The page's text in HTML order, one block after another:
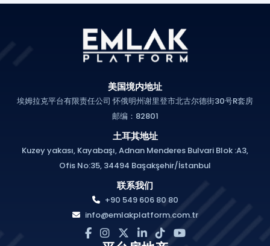
美国境内地址
埃姆拉克平台有限责任公司 怀俄明州谢里登市北古尔德街30号R套房
邮编：82801
土耳其地址
Kuzey yakası, Kayabaşı, Adnan Menderes Bulvari Blok :A3,
Ofis No:35, 34494 Başakşehir/İstanbul
联系我们
+90 549 606 80 80
info@emlakplatform.com.tr